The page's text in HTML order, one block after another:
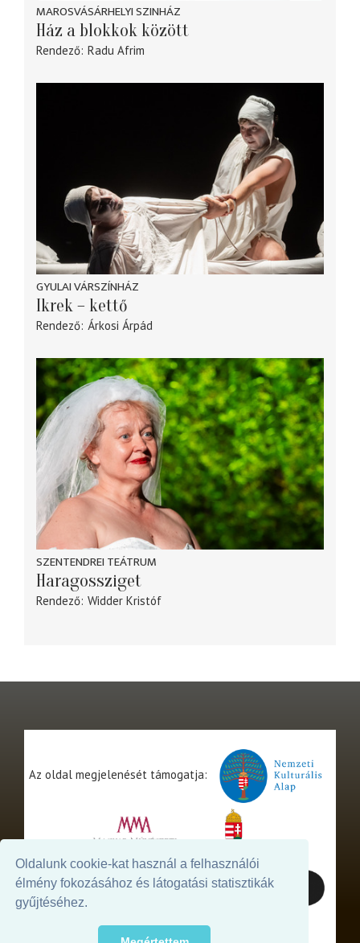
Oldalunk cookie-kat használ a felhasználói
élmény fokozásához és látogatási statisztikák
gyűjtéséhez.
MAROSVÁSÁRHELYI SZINHÁZ
Ház a blokkok között
Rendező Radu Afrim
GYULAI VÁRSZÍNHÁZ
Ikrek – kettő
Rendező Árkosi Árpád
SZENTENDREI TEÁTRUM
Haragossziget
Rendező Widder Kristóf
Az oldal megjelenését támogatja: